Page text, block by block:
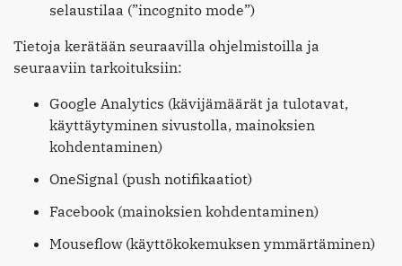
selaustilaa (”incognito mode”)
Tietoja kerätään seuraavilla ohjelmistoilla ja
seuraaviin tarkoituksiin:
Google Analytics (kävijämäärät ja tulotavat,
käyttäytyminen sivustolla, mainoksien
kohdentaminen)
OneSignal (push notifikaatiot)
Facebook (mainoksien kohdentaminen)
Mouseflow (käyttökokemuksen ymmärtäminen)